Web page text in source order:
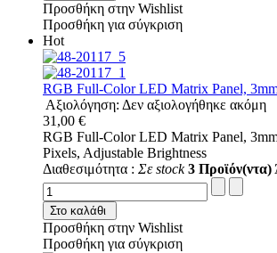
Προσθήκη στην Wishlist
Προσθήκη για σύγκριση
Hot
RGB Full-Color LED Matrix Panel,
Αξιολόγηση: Δεν αξιολογήθηκε ακόμη
31,00 €
RGB Full-Color LED Matrix Panel,
Pixels, Adjustable Brightness
Διαθεσιμότητα : Σε stock 3 Προϊόν(ντα)
Στο καλάθι
Προσθήκη στην Wishlist
Προσθήκη για σύγκριση